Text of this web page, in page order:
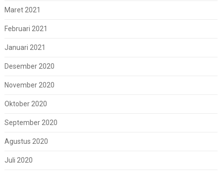
Maret 2021
Februari 2021
Januari 2021
Desember 2020
November 2020
Oktober 2020
September 2020
Agustus 2020
Juli 2020